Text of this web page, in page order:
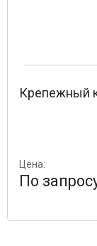
Крепежный
Цена:
По